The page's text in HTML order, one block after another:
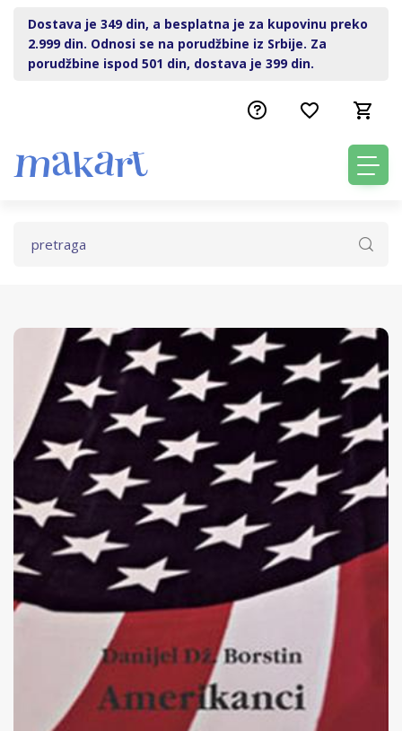
Dostava je 349 din, a besplatna je za kupovinu preko
2.999 din. Odnosi se na porudžbine iz Srbije. Za
porudžbine ispod 501 din, dostava je 399 din.